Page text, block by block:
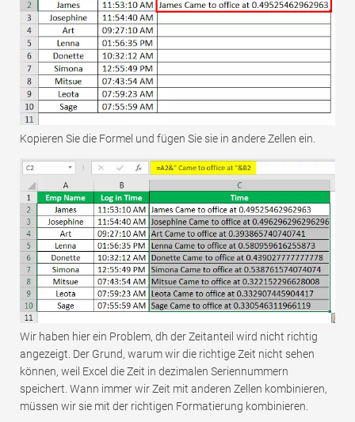
Kopieren Sie die Formel und fügen Sie sie in andere Zellen ein.
Wir haben hier ein Problem, dh der Zeitanteil wird nicht richtig
angezeigt. Der Grund, warum wir die richtige Zeit nicht sehen
können, weil Excel die Zeit in dezimalen Seriennummern
speichert. Wann immer wir Zeit mit anderen Zellen kombinieren,
müssen wir sie mit der richtigen Formatierung kombinieren.